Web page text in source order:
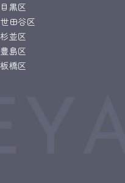
目黒区
世田谷区
杉並区
豊島区
板橋区